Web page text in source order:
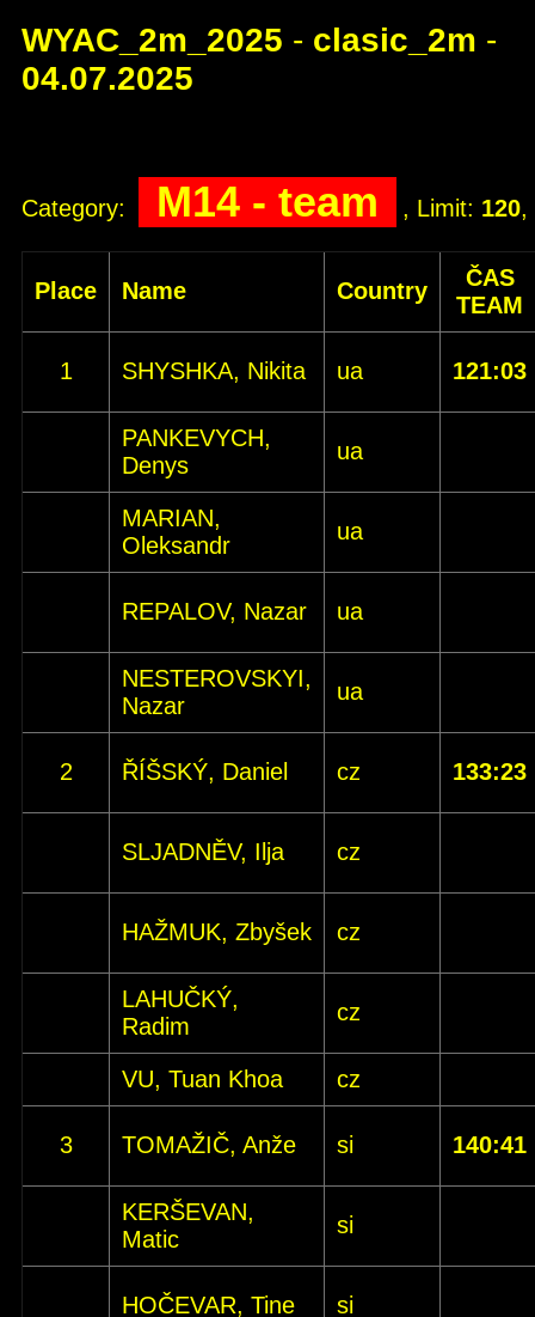
WYAC_2m_2025 - clasic_2m -
04.07.2025
Category: M14 - team , Limit: 120,
Place Name Country
ČAS
TEAM
1 SHYSHKA, Nikita ua 121:03
PANKEVYCH,
Denys
ua
MARIAN,
Oleksandr
ua
REPALOV, Nazar ua
NESTEROVSKYI,
Nazar
ua
2 ŘÍŠSKÝ, Daniel cz 133:23
SLJADNĚV, Ilja cz
HAŽMUK, Zbyšek cz
LAHUČKÝ,
Radim
cz
VU, Tuan Khoa cz
3 TOMAŽIČ, Anže si 140:41
KERŠEVAN,
Matic
si
HOČEVAR, Tine si